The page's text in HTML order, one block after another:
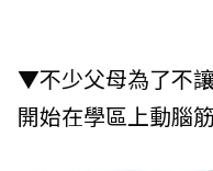
▼不少父母為了不
開始在學區上動腦